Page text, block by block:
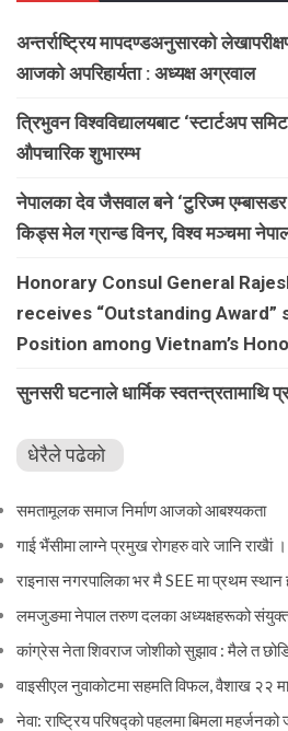
अन्तर्राष्ट्रिय मापदण्डअनुसारको
आजको अपरिहार्यता : अध्यक्ष अग्रवाल
त्रिभुवन विश्वविद्यालयबाट ‘स्टार्टअप
औपचारिक शुभारम्भ
नेपालका देव जैसवाल बने ‘टुरिज्म
किड्स मेल ग्रान्ड विनर, विश्व मञ्चमा
Honorary Consul General
receives “Outstanding
Position among Vietnam’s
सुनसरी घटनाले धार्मिक स्वतन्त्रतामाथि
धेरैले पढेको
समतामूलक समाज निर्माण आजको आबश्यकता
गाई भैंसीमा लाग्ने प्रमुख रोगहरु वारे जानि राखैां ।
राइनास नगरपालिका भर मै SEE मा प्रथम स्थान
लमजुङमा नेपाल तरुण दलका अध्यक्षहरूको
कांग्रेस नेता शिवराज जोशीको सुझाव : मैले त
वाइसीएल नुवाकोटमा सहमति विफल, वैशाख २२
नेवा: राष्ट्रिय परिषद्को पहलमा बिमला महर्जनको